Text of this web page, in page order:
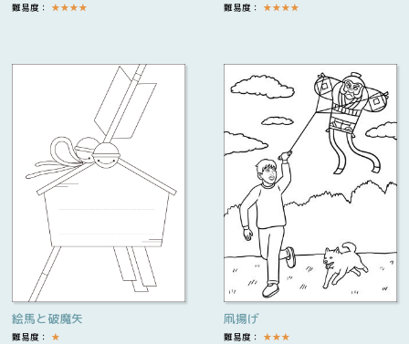
難易度： ★★★★ 難易度： ★★★★
絵馬と破魔矢
難易度： ★
凧揚げ
難易度： ★★★